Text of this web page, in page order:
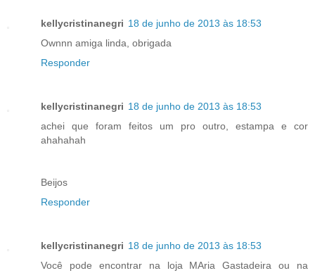
kellycristinanegri 18 de junho de 2013 às 18:53
Ownnn amiga linda, obrigada
Responder
kellycristinanegri 18 de junho de 2013 às 18:53
achei que foram feitos um pro outro, estampa e cor
ahahahah
Beijos
Responder
kellycristinanegri 18 de junho de 2013 às 18:53
Você pode encontrar na loja MAria Gastadeira ou na